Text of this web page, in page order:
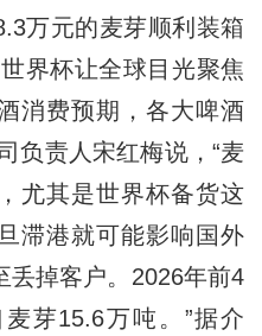
万元的麦芽顺利装箱
界杯让全球目光聚焦
消费预期，各大啤酒
负责人宋红梅说，“麦
尤其是世界杯备货这
滞港就可能影响国外
丢掉客户。2026年前4
芽15.6万吨。”据介